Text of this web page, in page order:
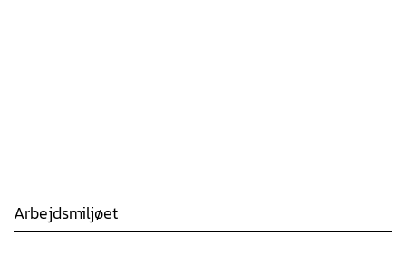
Arbejdsmiljøet